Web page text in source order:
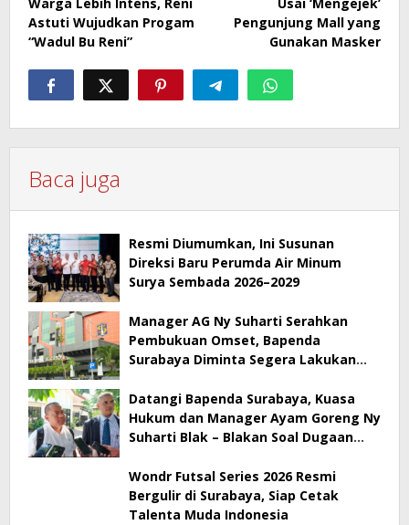
Astuti Wujudkan Progam
“Wadul Bu Reni”
Pengunjung Mall yang
Gunakan Masker
Baca juga
Resmi Diumumkan, Ini Susunan
Direksi Baru Perumda Air Minum
Surya Sembada 2026–2029
Manager AG Ny Suharti Serahkan
Pembukuan Omset, Bapenda
Surabaya Diminta Segera Lakukan
Datangi Bapenda Surabaya, Kuasa
Hukum dan Manager Ayam Goreng Ny
Suharti Blak – Blakan Soal Dugaan
Wondr Futsal Series 2026 Resmi
Bergulir di Surabaya, Siap Cetak
Talenta Muda Indonesia